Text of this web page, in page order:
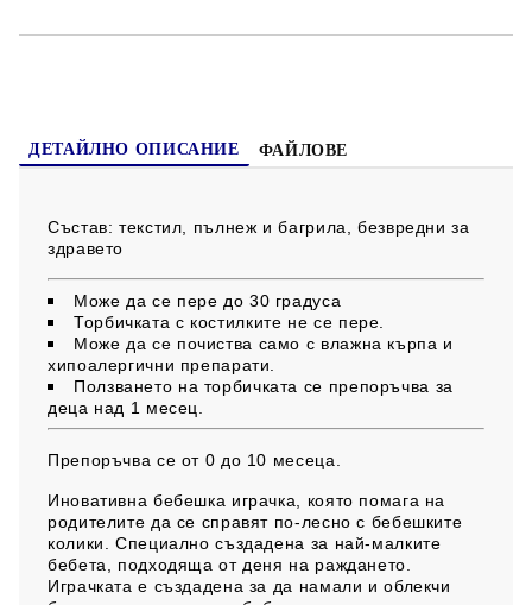
очи.
ДЕТАЙЛНО ОПИСАНИЕ ФАЙЛОВЕ
Състав: текстил, пълнеж и багрила, безвредни за
здравето
Може да се пере до 30 градуса
Торбичката с костилките не се пере.
Може да се почиства само с влажна кърпа и
хипоалергични препарати.
Ползването на торбичката се препоръчва за
деца над 1 месец.
Препоръчва се от 0 до 10 месеца.
Иновативна бебешка играчка, която помага на
родителите да се справят по-лесно с бебешките
колики. Специално създадена за най-малките
бебета, подходяща от деня на раждането.
Играчката е създадена за да намали и облекчи